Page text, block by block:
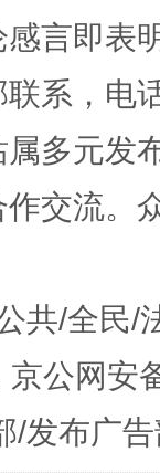
一纸欠
法
言即表
系，电
多元发
交流。
共/全民/
公网安
/发布广